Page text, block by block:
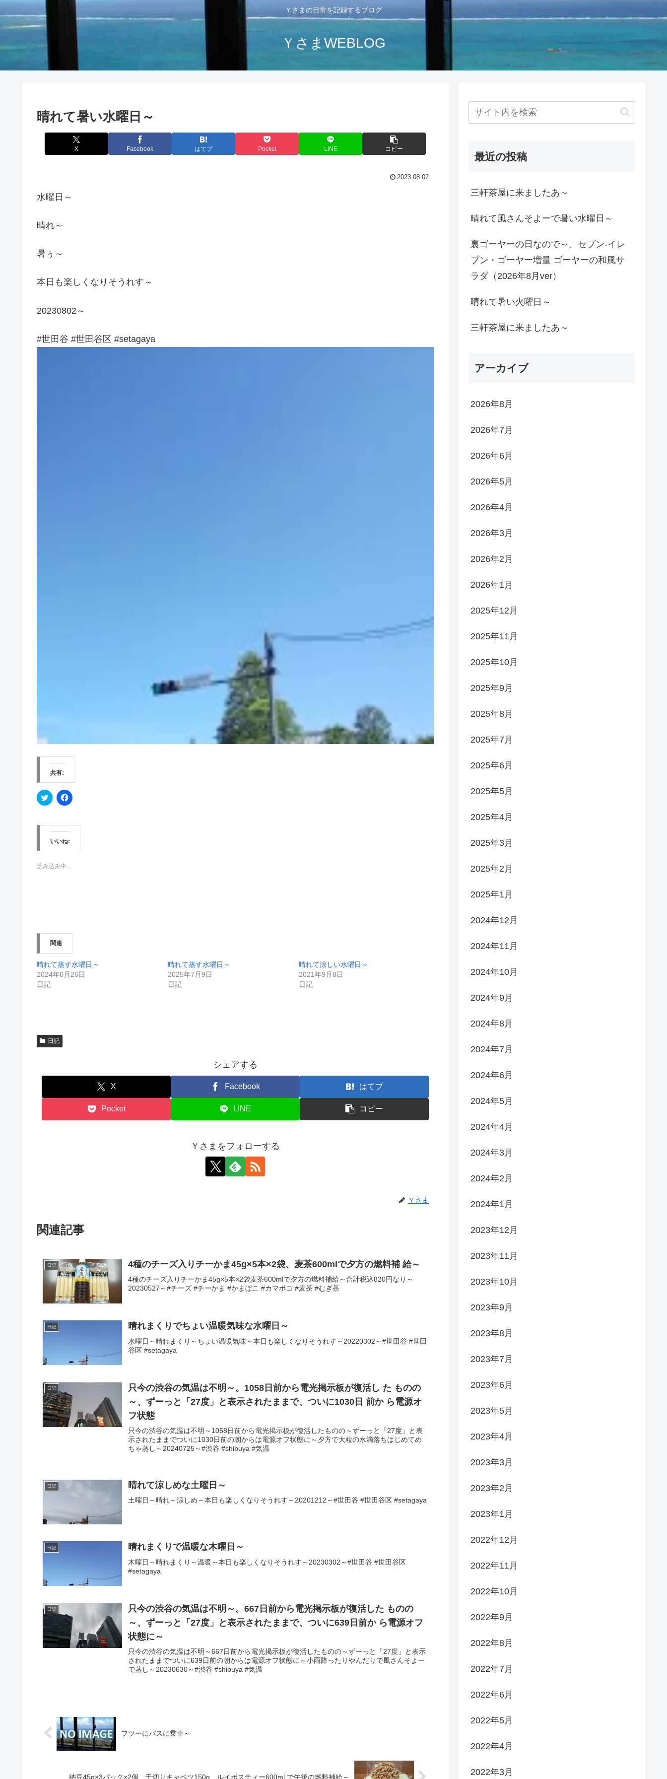
Ｙさまの日常を記録するブログ
ＹさまWEBLOG
晴れて暑い水曜日～
X Facebook はてブ Pocket LINE コピー
2023.08.02
水曜日～
晴れ～
暑ぅ～
本日も楽しくなりそうれす～
20230802～
#世田谷 #世田谷区 #setagaya
共有:
ク
リ
て
T
w
t
e
ィ
ン
ド
ウ
開
き
ま
す
)
F
a
o
o
k
共
す
く
い
新
し
い
いいね:
読み込み中…
関連
晴れて蒸す水曜日～
2024年6月26日
日記
晴れて蒸す水曜日～
2025年7月9日
日記
晴れて涼しい水曜日～
2021年9月8日
日記
日記
シェアする
X Facebook はてブ
Pocket LINE コピー
Ｙさまをフォローする
Ｙさま
関連記事
日記 4種のチーズ入りチーかま45g×5本×2袋、麦茶600mlで夕方の燃料補 給～
4種のチーズ入りチーかま45g×5本×2袋麦茶600mlで夕方の燃料補給～合計税込820円なり～
20230527～#チーズ #チーかま #かまぼこ #カマボコ #麦茶 #むぎ茶
日記 晴れまくりでちょい温暖気味な水曜日～
水曜日～晴れまくり～ちょい温暖気味～本日も楽しくなりそうれす～20220302～#世田谷 #世田
谷区 #setagaya
日記
只今の渋谷の気温は不明～。1058日前から電光掲示板が復活し た ものの
～、ずーっと「27度」と表示されたままで、ついに1030日 前か ら電源オ
フ状態
只今の渋谷の気温は不明～1058日前から電光掲示板が復活したものの～ずーっと「27度」と表
示されたままでついに1030日前の朝からは電源オフ状態に～夕方で大粒の水滴落ちはじめてめ
ちゃ蒸し～20240725～#渋谷 #shibuya #気温
日記 晴れて涼しめな土曜日～
土曜日～晴れ～涼しめ～本日も楽しくなりそうれす～20201212～#世田谷 #世田谷区 #setagaya
日記 晴れまくりで温暖な木曜日～
木曜日～晴れまくり～温暖～本日も楽しくなりそうれす～20230302～#世田谷 #世田谷区
#setagaya
日記
只今の渋谷の気温は不明～。667日前から電光掲示板が復活した ものの
～、ずーっと「27度」と表示されたままで、ついに639日前か ら電源オフ
状態に～
只今の渋谷の気温は不明～667日前から電光掲示板が復活したものの～ずーっと「27度」と表示
されたままでついに639日前の朝からは電源オフ状態に～小雨降ったりやんだりで風さんそよー
で蒸し～20230630～#渋谷 #shibuya #気温
フツーにバスに乗車～
納豆45g×3パック×2個、千切りキャベツ150g、ルイボスティー600ml で午後の燃料補給～
最近の投稿
三軒茶屋に来ましたあ～
晴れて風さんそよーで暑い水曜日～
裏ゴーヤーの日なので～、セブン-イレ
ブン・ゴーヤー増量 ゴーヤーの和風サ
ラダ（2026年8月ver）
晴れて暑い火曜日～
三軒茶屋に来ましたあ～
アーカイブ
2026年8月
2026年7月
2026年6月
2026年5月
2026年4月
2026年3月
2026年2月
2026年1月
2025年12月
2025年11月
2025年10月
2025年9月
2025年8月
2025年7月
2025年6月
2025年5月
2025年4月
2025年3月
2025年2月
2025年1月
2024年12月
2024年11月
2024年10月
2024年9月
2024年8月
2024年7月
2024年6月
2024年5月
2024年4月
2024年3月
2024年2月
2024年1月
2023年12月
2023年11月
2023年10月
2023年9月
2023年8月
2023年7月
2023年6月
2023年5月
2023年4月
2023年3月
2023年2月
2023年1月
2022年12月
2022年11月
2022年10月
2022年9月
2022年8月
2022年7月
2022年6月
2022年5月
2022年4月
2022年3月